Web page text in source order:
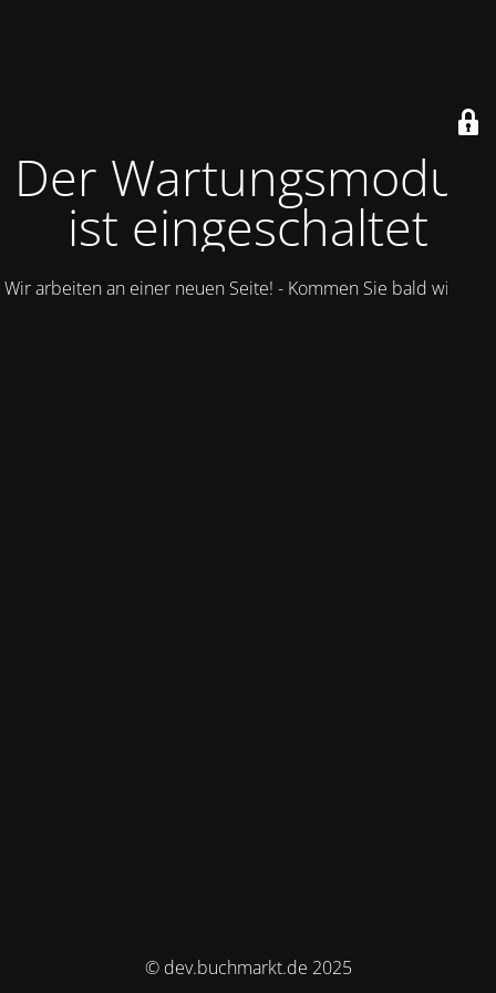
Der Wartungsmodus
ist eingeschaltet
Wir arbeiten an einer neuen Seite! - Kommen Sie bald wieder.
© dev.buchmarkt.de 2025